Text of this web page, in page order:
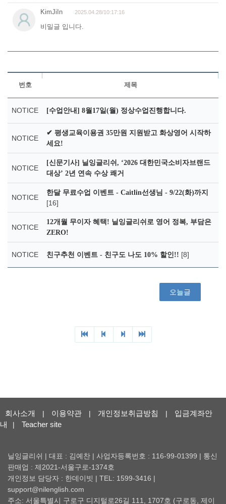
회사소개 | 이용약관 | 개인정보취급방침 |
입금계좌안
내
| Teacher site
닐잉글리쉬 | 대표 : 김예찬 | 사업자등록번호 : 116-99-01399 | 통신
판매업 : 제2021-서울구로-1374호
개인정보 담당자 : 한데이빗 | TEL: 1599-3416 |
support@nilenglish.com
주소: 서울특별시 구로구 디지털로26길 111, 1707호 (구로동, 제이